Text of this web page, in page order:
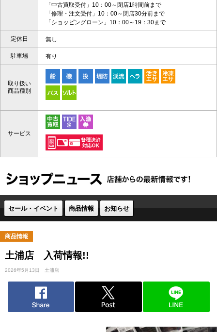
「中古買取受付」10：00～閉店1時間前まで
「修理・注文受付」10：00～閉店30分前まで
「ショッピングローン」10：00～19：30まで
定休日 無し
駐車場 有り
取り扱い
商品種別
サービス
セール・イベント 商品情報 お知らせ
商品情報
土浦店 入荷情報!!
2026年5月13日 土浦店